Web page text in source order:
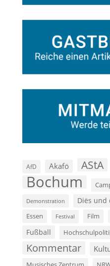
AfD Akafö AStA
Bochum
Demonstration Diës und
Essen Festival Film
Fußball
Kommentar